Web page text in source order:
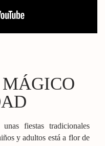
fiestas tradicionales
y adultos está a flor de